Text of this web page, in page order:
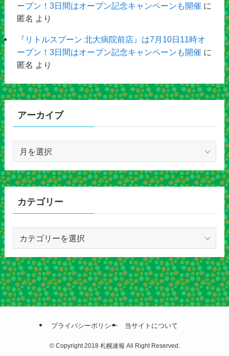
ープン！3日間はオープン記念キャンペーンも開催 に
匿名 より
『リトルスプーン 北大病院前店』は7月10日11時オ
ープン！3日間はオープン記念キャンペーンも開催 に
匿名 より
アーカイブ
カ
イ
カテゴリー
ゴ
リ
ー
プライバシーポリシー 当サイトについて
©Copyright 2018 札幌速報 All Right Reserved.